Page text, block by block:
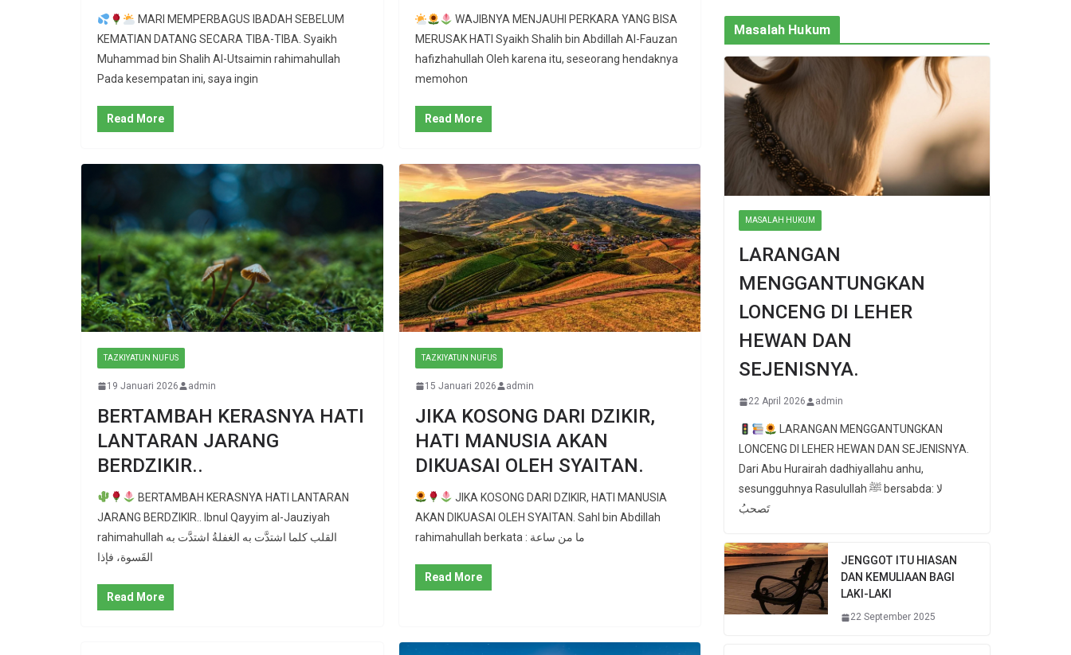
MARI MEMPERBAGUS IBADAH SEBELUM
KEMATIAN DATANG SECARA TIBA-TIBA. Syaikh
Muhammad bin Shalih Al-Utsaimin rahimahullah
Pada kesempatan ini, saya ingin
Read More
WAJIBNYA MENJAUHI PERKARA YANG BISA
MERUSAK HATI Syaikh Shalih bin Abdillah Al-Fauzan
hafizhahullah Oleh karena itu, seseorang hendaknya
memohon
Read More
TAZKIYATUN NUFUS
19 Januari 2026 admin
BERTAMBAH KERASNYA HATI
LANTARAN JARANG
BERDZIKIR..
BERTAMBAH KERASNYA HATI LANTARAN
JARANG BERDZIKIR.. Ibnul Qayyim al-Jauziyah
rahimahullah القلب كلما اشتدَّت به الغفلةُ اشتدَّت به
القَسوة، فإذا
Read More
TAZKIYATUN NUFUS
15 Januari 2026 admin
JIKA KOSONG DARI DZIKIR,
HATI MANUSIA AKAN
DIKUASAI OLEH SYAITAN.
JIKA KOSONG DARI DZIKIR, HATI MANUSIA
AKAN DIKUASAI OLEH SYAITAN. Sahl bin Abdillah
rahimahullah berkata : ما من ساعة
Read More
Masalah Hukum
MASALAH HUKUM
LARANGAN
MENGGANTUNGKAN
LONCENG DI LEHER
HEWAN DAN
SEJENISNYA.
22 April 2026 admin
LARANGAN MENGGANTUNGKAN
LONCENG DI LEHER HEWAN DAN SEJENISNYA.
Dari Abu Hurairah dadhiyallahu anhu,
sesungguhnya Rasulullah ﷺ bersabda: لا
تَصحبُ
JENGGOT ITU HIASAN
DAN KEMULIAAN BAGI
LAKI-LAKI
22 September 2025